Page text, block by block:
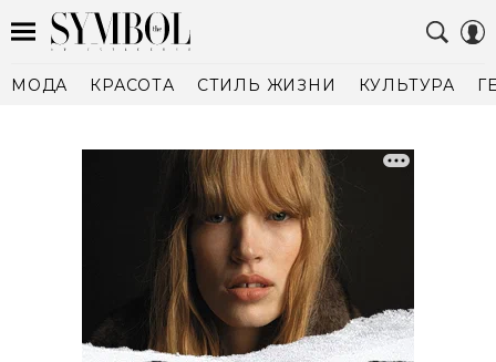
МОДА КРАСОТА СТИЛЬ ЖИЗНИ КУЛЬТУРА